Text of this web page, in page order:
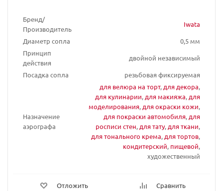
Бренд/
Производитель
Iwata
Диаметр сопла
0,5 мм
Принцип
действия
двойной независимый
Посадка сопла
резьбовая фиксируемая
Назначение
аэрографа
для велюра на торт, для декора,
для кулинарии, для макияжа, для
моделирования, для окраски кожи,
для покраски автомобиля, для
росписи стен, для тату, для ткани,
для тонального крема, для тортов,
кондитерский, пищевой,
художественный
Отложить Сравнить